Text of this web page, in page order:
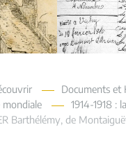
Documents et
mondiale
1914-1918 :
Barthélémy, de